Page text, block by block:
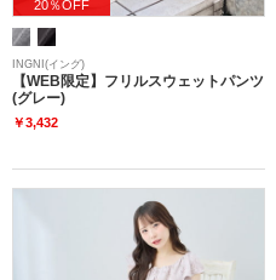
20％OFF
INGNI(イング)
【WEB限定】フリルスウェットパンツ
(グレー)
￥3,432